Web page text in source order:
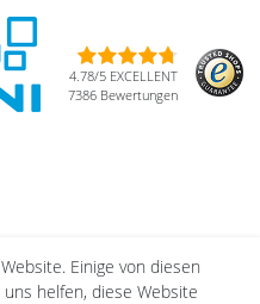
4.78/5 EXCELLENT
7386 Bewertungen
Einige von diesen
helfen, diese Website